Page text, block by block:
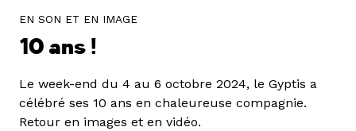
EN SON ET EN IMAGE
10 ans !
Le week-end du 4 au 6 octobre 2024, le Gyptis a
célébré ses 10 ans en chaleureuse compagnie.
Retour en images et en vidéo.